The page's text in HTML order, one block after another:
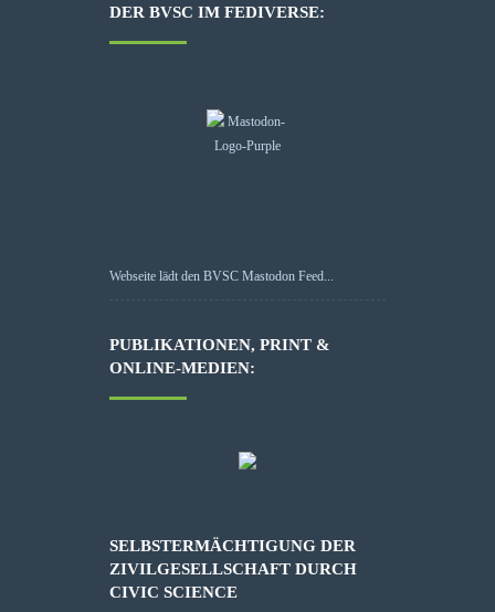
DER BVSC IM FEDIVERSE:
Webseite lädt den BVSC Mastodon Feed...
PUBLIKATIONEN, PRINT &
ONLINE-MEDIEN:
SELBSTERMÄCHTIGUNG DER
ZIVILGESELLSCHAFT DURCH
CIVIC SCIENCE